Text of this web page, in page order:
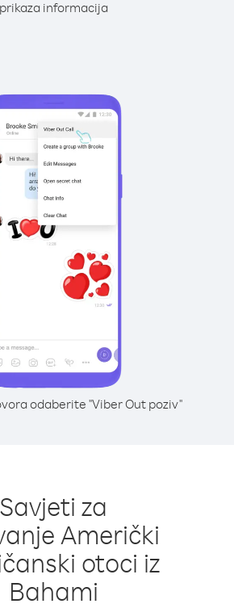
prikaza informacija
odaberite "Viber Out poziv"
Savjeti za
Američki
otoci iz
Bahami